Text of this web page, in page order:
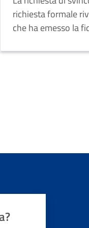
richiesta formale
che ha emesso la